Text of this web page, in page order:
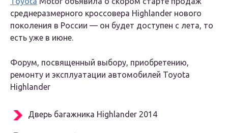
среднеразмерного кроссовера Highlander нового
поколения в России — он будет доступен с лета, то
есть уже в июне.
Форум, посвященный выбору, приобретению,
ремонту и эксплуатации автомобилей Toyota
Highlander
Дверь багажника Highlander 2014